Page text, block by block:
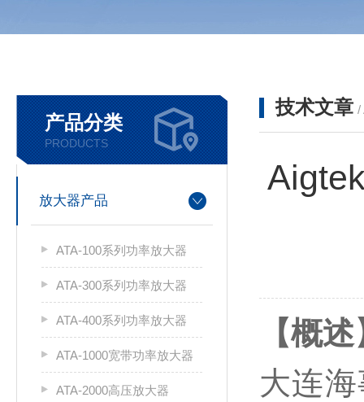
产品分类
PRODUCTS
放大器产品
ATA-100系列功率放大器
ATA-300系列功率放大器
ATA-400系列功率放大器
ATA-1000宽带功率放大器
ATA-2000高压放大器
技术文章 /
【概
大连